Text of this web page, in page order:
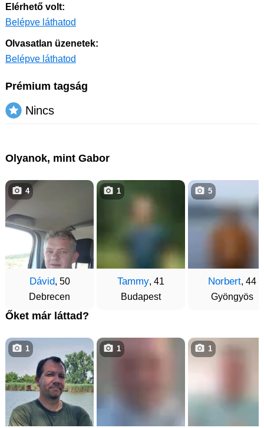
Elérhető volt:
Belépve láthatod
Olvasatlan üzenetek:
Belépve láthatod
Prémium tagság
Nincs
Olyanok, mint Gabor
Dávid, 50
Debrecen
4
Tammy, 41
Budapest
1
Norbert, 44
Gyöngyös
5
Őket már láttad?
1 1 1